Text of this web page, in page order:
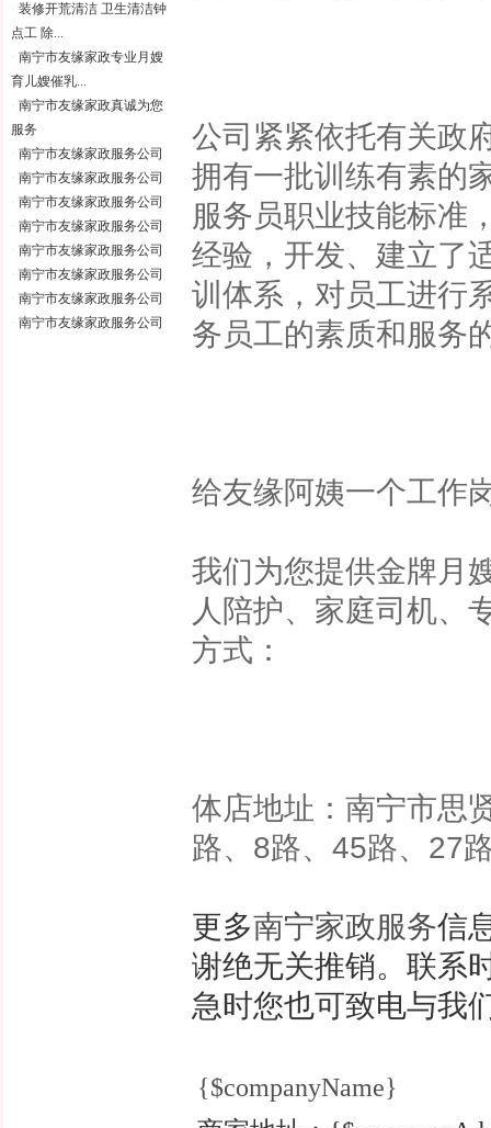
· 装修开荒清洁 卫生清洁钟
点工 除...
· 南宁市友缘家政专业月嫂
育儿嫂催乳...
· 南宁市友缘家政真诚为您
服务
· 南宁市友缘家政服务公司
· 南宁市友缘家政服务公司
· 南宁市友缘家政服务公司
· 南宁市友缘家政服务公司
· 南宁市友缘家政服务公司
· 南宁市友缘家政服务公司
· 南宁市友缘家政服务公司
· 南宁市友缘家政服务公司
公司紧紧依托有关政
拥有一批训练有素的
服务员职业技能标准
经验，开发、建立了
训体系，对员工进行
务员工的素质和服务
给友缘阿姨一个工作
我们为您提供金牌月
人陪护、家庭司机、
方式：
体店地址：南宁市思
路、8路、45路、27
更多南宁家政服务信
谢绝无关推销。联系
急时您也可致电与我
{$companyName}